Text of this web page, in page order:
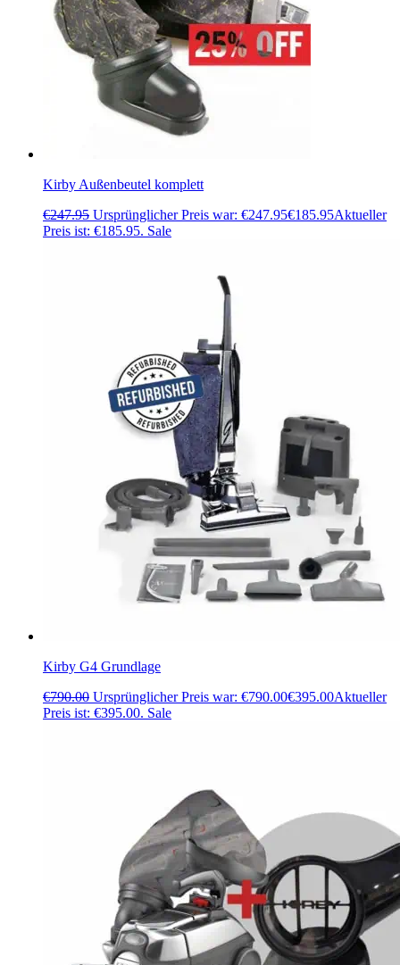
Kirby Außenbeutel komplett
€247.95 Ursprünglicher Preis war: €247.95€185.95Aktueller
Preis ist: €185.95. Sale
Kirby G4 Grundlage
€790.00 Ursprünglicher Preis war: €790.00€395.00Aktueller
Preis ist: €395.00. Sale